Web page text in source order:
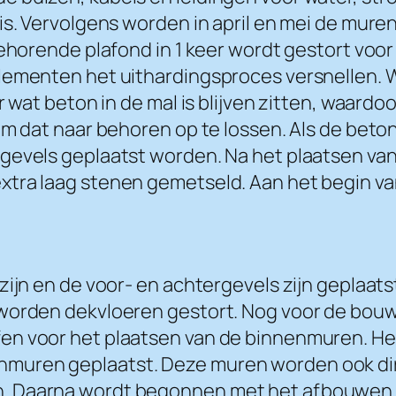
Vervolgens worden in april en mei de
plafond in 1 keer wordt gestort
het uithardingsproces versnellen.
beton in de mal is blijven zitten,
dat naar behoren op te lossen. Als de
geplaatst worden. Na het plaatsen
laag stenen gemetseld. Aan het begin
en de voor- en achtergevels zijn
dekvloeren gestort. Nog voor de
voor het plaatsen van de binnenmuren.
geplaatst. Deze muren worden ook
wordt begonnen met het